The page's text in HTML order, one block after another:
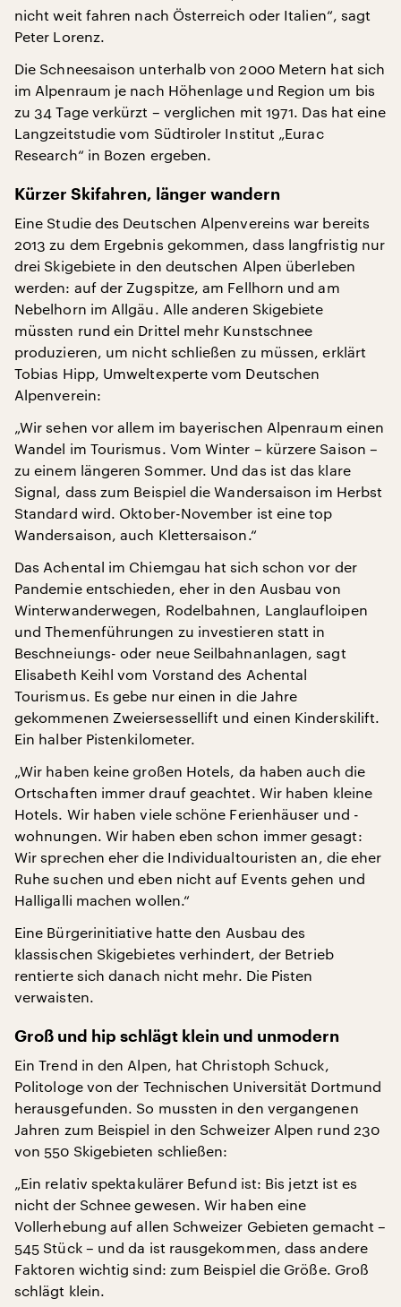
nicht weit fahren nach Österreich oder Italien“, sagt
Peter Lorenz.
Die Schneesaison unterhalb von 2000 Metern hat sich
im Alpenraum je nach Höhenlage und Region um bis
zu 34 Tage verkürzt – verglichen mit 1971. Das hat eine
Langzeitstudie vom Südtiroler Institut „Eurac
Research“ in Bozen ergeben.
Kürzer Skifahren, länger wandern
Eine Studie des Deutschen Alpenvereins war bereits
2013 zu dem Ergebnis gekommen, dass langfristig nur
drei Skigebiete in den deutschen Alpen überleben
werden: auf der Zugspitze, am Fellhorn und am
Nebelhorn im Allgäu. Alle anderen Skigebiete
müssten rund ein Drittel mehr Kunstschnee
produzieren, um nicht schließen zu müssen, erklärt
Tobias Hipp, Umweltexperte vom Deutschen
Alpenverein:
„Wir sehen vor allem im bayerischen Alpenraum einen
Wandel im Tourismus. Vom Winter – kürzere Saison –
zu einem längeren Sommer. Und das ist das klare
Signal, dass zum Beispiel die Wandersaison im Herbst
Standard wird. Oktober-November ist eine top
Wandersaison, auch Klettersaison.“
Das Achental im Chiemgau hat sich schon vor der
Pandemie entschieden, eher in den Ausbau von
Winterwanderwegen, Rodelbahnen, Langlaufloipen
und Themenführungen zu investieren statt in
Beschneiungs- oder neue Seilbahnanlagen, sagt
Elisabeth Keihl vom Vorstand des Achental
Tourismus. Es gebe nur einen in die Jahre
gekommenen Zweiersessellift und einen Kinderskilift.
Ein halber Pistenkilometer.
„Wir haben keine großen Hotels, da haben auch die
Ortschaften immer drauf geachtet. Wir haben kleine
Hotels. Wir haben viele schöne Ferienhäuser und -
wohnungen. Wir haben eben schon immer gesagt:
Wir sprechen eher die Individualtouristen an, die eher
Ruhe suchen und eben nicht auf Events gehen und
Halligalli machen wollen.“
Eine Bürgerinitiative hatte den Ausbau des
klassischen Skigebietes verhindert, der Betrieb
rentierte sich danach nicht mehr. Die Pisten
verwaisten.
Groß und hip schlägt klein und unmodern
Ein Trend in den Alpen, hat Christoph Schuck,
Politologe von der Technischen Universität Dortmund
herausgefunden. So mussten in den vergangenen
Jahren zum Beispiel in den Schweizer Alpen rund 230
von 550 Skigebieten schließen:
„Ein relativ spektakulärer Befund ist: Bis jetzt ist es
nicht der Schnee gewesen. Wir haben eine
Vollerhebung auf allen Schweizer Gebieten gemacht –
545 Stück – und da ist rausgekommen, dass andere
Faktoren wichtig sind: zum Beispiel die Größe. Groß
schlägt klein.